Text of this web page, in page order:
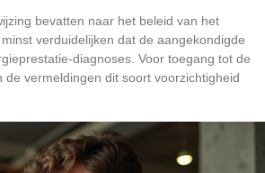
bevatten naar het beleid van het
verduidelijken dat de aangekondigde
diagnoses. Voor toegang tot de
vermeldingen dit soort voorzichtigheid